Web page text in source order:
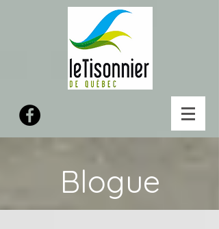
Blogue